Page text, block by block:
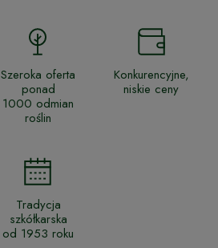
Szeroka oferta
ponad
1000 odmian
roślin
Konkurencyjne,
niskie ceny
Tradycja
szkółkarska
od 1953 roku